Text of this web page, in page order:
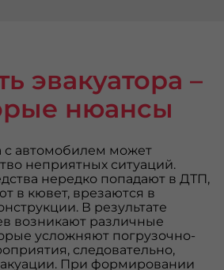
эвакуатора –
нюансы
с автомобилем может
неприятных ситуаций.
нередко попадают в ДТП,
в кювет, врезаются в
В результате
возникают различные
усложняют погрузочно-
следовательно,
При формировании